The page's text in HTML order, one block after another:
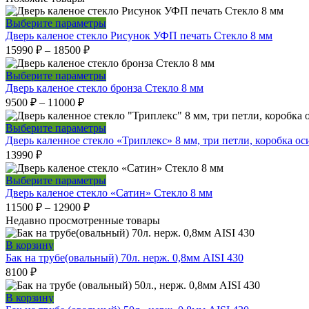
Выберите параметрыЭтот
товар
несколько
вариаций.
Опции
можно
выбрать
на
странице
товара.
Дверь каленое стекло Рисунок УФП печать Стекло 8 мм
15990 ₽ – 18500 ₽Диапазон
цен:
15990 ₽
–
Выберите параметрыЭтот
товар
несколько
вариаций.
Опции
можно
выбрать
на
странице
товара.
Дверь каленое стекло бронза Стекло 8 мм
9500 ₽ – 11000 ₽Диапазон
цен:
9500 ₽
–
Выберите параметрыЭтот
товар
несколько
вариаций.
Опции
можно
на
странице
товара.
Дверь каленное стекло «Триплекс» 8 мм, три петли, коробка
13990 ₽
Выберите параметрыЭтот
товар
несколько
вариаций.
Опции
можно
выбрать
странице
товара.
Дверь каленое стекло «Сатин» Стекло 8 мм
11500 ₽ – 12900 ₽Диапазон
цен:
11500 ₽
12900 ₽
Недавно просмотренные товары
В корзину
Бак на трубе(овальный) 70л. нерж. 0,8мм AISI 430
8100 ₽
В корзину